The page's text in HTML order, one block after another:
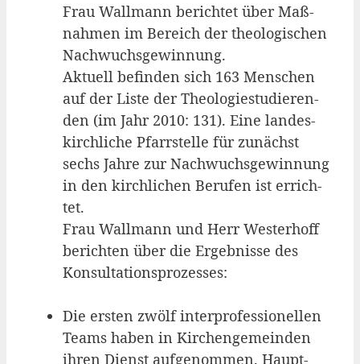
Frau Wall­mann berich­tet über Maß­
nah­men im Bereich der theo­lo­gi­schen
Nach­wuchs­ge­win­nung.
Aktu­ell befin­den sich 163 Men­schen
auf der Lis­te der Theo­lo­gie­stu­die­ren­
den (im Jahr 2010: 131). Eine lan­des­
kirch­li­che Pfarr­stel­le für zunächst
sechs Jah­re zur Nach­wuchs­ge­win­nung
in den kirch­li­chen Beru­fen ist errich­
tet.
Frau Wall­mann und Herr Wes­ter­hoff
berich­ten über die Ergeb­nis­se des
Konsultationsprozesses:
Die ers­ten zwölf inter­pro­fes­sio­nel­len
Teams haben in Kir­chen­ge­mein­den
ihren Dienst auf­ge­nom­men. Haupt­